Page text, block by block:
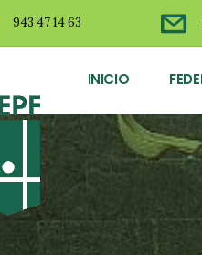
943 47 14 63
INICIO